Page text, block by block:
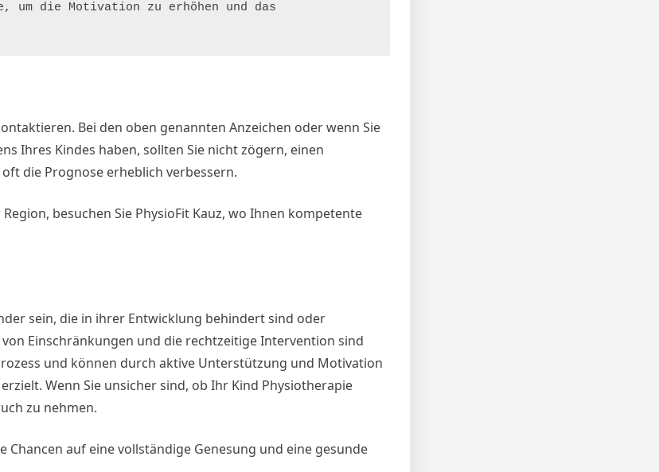
die Motivation zu erhöhen und das
Bei den oben genannten Anzeichen oder wenn Sie
Ihres Kindes haben, sollten Sie nicht zögern, einen
die Prognose erheblich verbessern.
besuchen Sie PhysioFit Kauz, wo Ihnen kompetente
sein, die in ihrer Entwicklung behindert sind oder
Einschränkungen und die rechtzeitige Intervention sind
und können durch aktive Unterstützung und Motivation
Wenn Sie unsicher sind, ob Ihr Kind Physiotherapie
zu nehmen.
Chancen auf eine vollständige Genesung und eine gesunde